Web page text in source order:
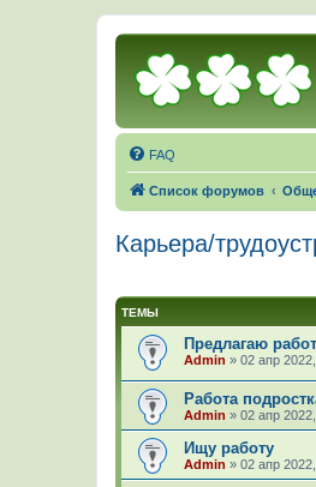
FAQ
Список форумов
Карьера/
ТЕМЫ
Предлагаю
Admin » 02 апр
Работа
Admin » 02 апр
Ищу работу
Admin » 02 апр